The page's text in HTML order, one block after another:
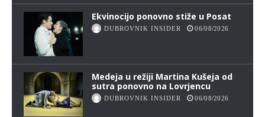
Ekvinocijo ponovno stiže u Posat
DUBROVNIK INSIDER 06/08/2026
Medeja u režiji Martina Kušeja od
sutra ponovno na Lovrjencu
DUBROVNIK INSIDER 06/08/2026